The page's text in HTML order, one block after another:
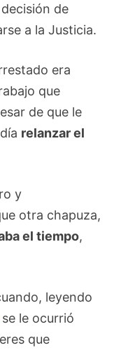
de
a la Justicia.
era
que
de que le
relanzar el
y
otra chapuza,
el tiempo,
leyendo
se le ocurrió
que